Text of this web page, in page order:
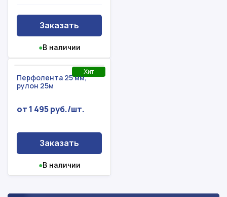
Заказать
●В наличии
Хит
Перфолента 25 мм,
рулон 25м
от 1 495 руб./шт.
Заказать
●В наличии